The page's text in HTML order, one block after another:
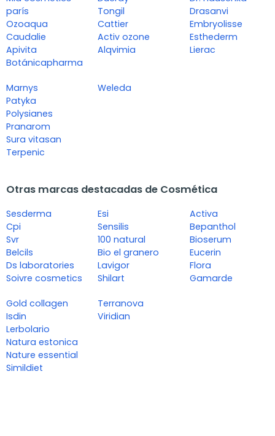
parís
Ozoaqua
Caudalie
Apivita
Botánicapharma
Tongil
Cattier
Activ ozone
Alqvimia
Drasanvi
Embryolisse
Esthederm
Lierac
Marnys
Patyka
Polysianes
Pranarom
Sura vitasan
Terpenic
Weleda
Otras marcas destacadas de Cosmética
Sesderma
Cpi
Svr
Belcils
Ds laboratories
Soivre cosmetics
Esi
Sensilis
100 natural
Bio el granero
Lavigor
Shilart
Activa
Bepanthol
Bioserum
Eucerin
Flora
Gamarde
Gold collagen
Isdin
Lerbolario
Natura estonica
Nature essential
Simildiet
Terranova
Viridian